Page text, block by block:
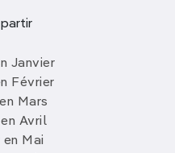
Janvier
Février
Mars
Avril
Mai